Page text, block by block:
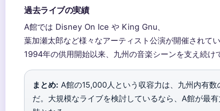
過去ライブの実績
A館では Disney On Ice や King Gnu、
葉加瀬太郎など様々なアーティスト公演が開催されて
1994年の供用開始以来、九州の音楽シーンを支え続け
まとめ: A館の15,000人という収容力は、九州内有数
だ。大規模なライブを検討しているなら、A館が最